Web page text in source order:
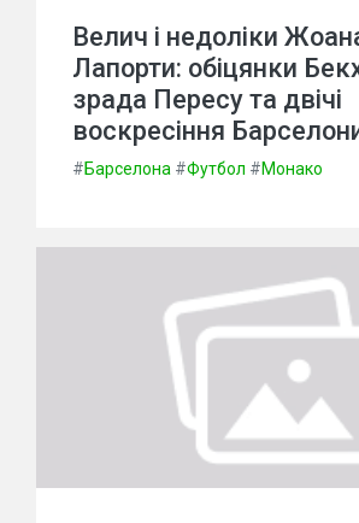
Велич і недоліки
Лапорти: обіцянки
зрада Пересу та двічі
воскресіння
#Барселона #Футбол #Монако